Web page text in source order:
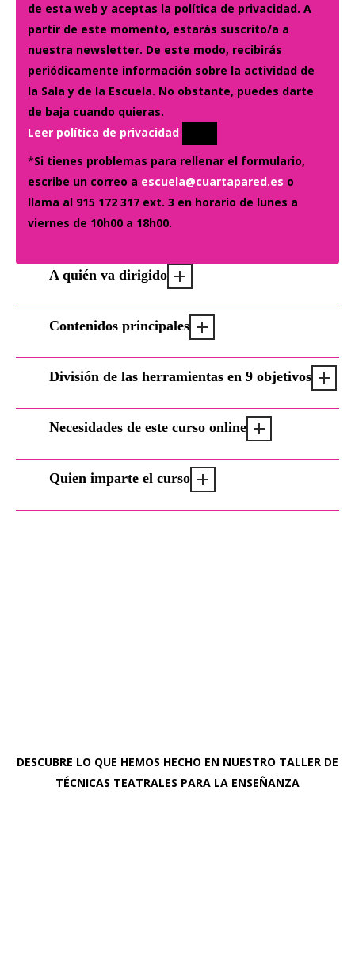
de esta web y aceptas la política de privacidad. A
partir de este momento, estarás suscrito/a a
nuestra newsletter. De este modo, recibirás
periódicamente información sobre la actividad de
la Sala y de la Escuela. No obstante, puedes darte
de baja cuando quieras.
Leer política de privacidad
*Si tienes problemas para rellenar el formulario,
escribe un correo a escuela@cuartapared.es o
llama al 915 172 317 ext. 3 en horario de lunes a
viernes de 10h00 a 18h00.
A quién va dirigido
Contenidos principales
División de las herramientas en 9 objetivos
Necesidades de este curso online
Quien imparte el curso
DESCUBRE LO QUE HEMOS HECHO EN NUESTRO TALLER DE
TÉCNICAS TEATRALES PARA LA ENSEÑANZA